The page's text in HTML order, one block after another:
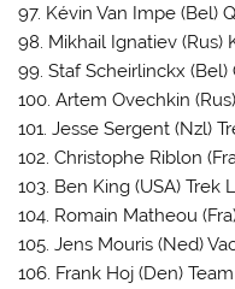
97. Kévin Van Impe (Bel)
98. Mikhail Ignatiev (Rus)
99. Staf Scheirlinckx
100. Artem Ovechkin
101. Jesse Sergent (Nzl)
102. Christophe Riblon
103. Ben King (USA) Trek
104. Romain Matheou
105. Jens Mouris (Ned)
106. Frank Hoj (Den)